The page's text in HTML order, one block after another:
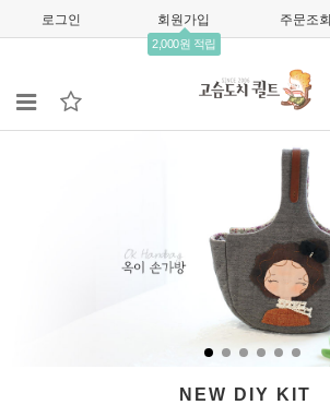
로그인 회원가입
2,000원 적립
주문조회
NEW DIY KIT